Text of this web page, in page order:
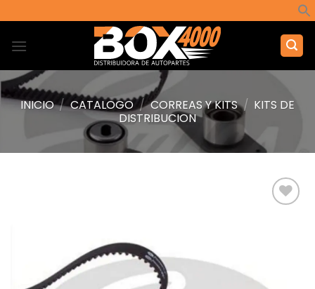
al
contenido
INICIO / CATALOGO / CORREAS Y KITS / KITS DE
DISTRIBUCION